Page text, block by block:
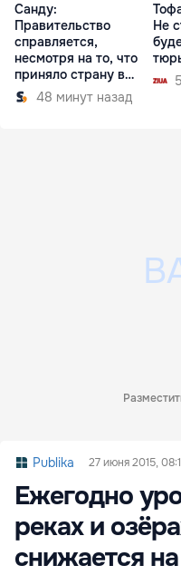
Санду:
Правительство
справляется,
несмотря на то, что
приняло страну в
разгар кризиса
48 минут назад
Не
Publika 27 июня 2015,
Ежегодно
реках и
снижается